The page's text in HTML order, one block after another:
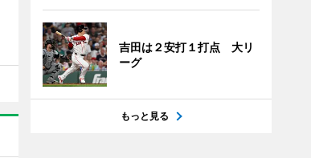
吉田は２安打１打点 大リ
ーグ
もっと見る